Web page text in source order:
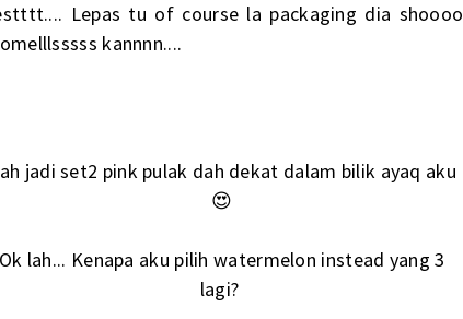
Lepas tu of course la packaging dia shoooo
kannnn....
jadi set2 pink pulak dah dekat dalam bilik ayaq aku
😍
Ok lah... Kenapa aku pilih watermelon instead yang 3
lagi?